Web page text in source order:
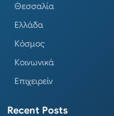
Θεσσαλία
Ελλάδα
Κόσμος
Κοινωνικά
Επιχειρείν
Recent Posts